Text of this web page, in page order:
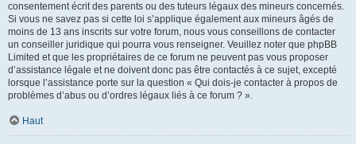
consentement écrit des parents ou des tuteurs légaux des mineurs concernés.
Si vous ne savez pas si cette loi s’applique également aux mineurs âgés de
moins de 13 ans inscrits sur votre forum, nous vous conseillons de contacter
un conseiller juridique qui pourra vous renseigner. Veuillez noter que phpBB
Limited et que les propriétaires de ce forum ne peuvent pas vous proposer
d’assistance légale et ne doivent donc pas être contactés à ce sujet, excepté
lorsque l’assistance porte sur la question « Qui dois-je contacter à propos de
problèmes d’abus ou d’ordres légaux liés à ce forum ? ».
Haut